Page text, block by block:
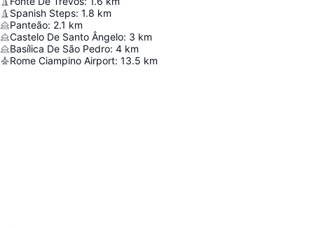
Spanish Steps: 1.8 km
Panteão: 2.1 km
Castelo De Santo Ângelo: 3 km
Basílica De São Pedro: 4 km
Rome Ciampino Airport: 13.5 km